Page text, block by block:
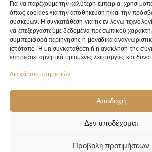
Για να παρέχουμε την καλύτερη εμπειρία,
όπως cookies για την αποθήκευση ή/και την
συσκευών. Η συγκατάθεση για τις εν λόγω
να επεξεργαστούμε δεδομένα προσωπικού
συμπεριφορά περιήγησης ή μοναδικά
ιστότοπο. Η μη συγκατάθεση ή η ανάκληση της
επηρεάσει αρνητικά ορισμένες λειτουργίες και
Διαχείριση υπηρεσιών
Αποδοχή
Δεν αποδέχομαι
Προβολή προτιμήσεων
Ο